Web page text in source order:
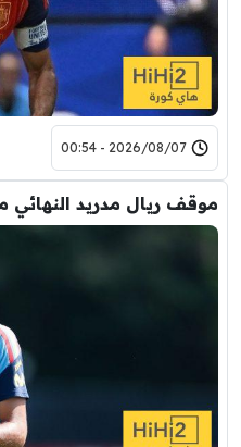
2026/08/07 - 00:54
موقف ريال مدريد